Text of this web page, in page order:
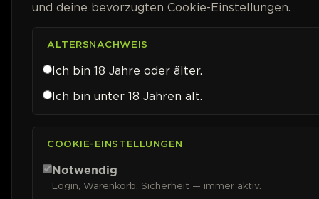
und deine bevorzugten Cookie-Einstellungen.
ALTERSNACHWEIS
Ich bin 18 Jahre oder älter.
Ich bin unter 18 Jahren alt.
COOKIE-EINSTELLUNGEN
Notwendig
Login, Warenkorb, Sicherheit — immer aktiv.